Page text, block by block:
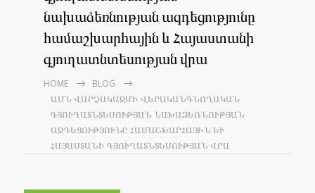
նախաձեռնության ազդեցությունը
համաշխարհային և Հայաստանի
գյուղատնտեսության վրա
HOME
BLOG
ԱՄՆ ՎԱՐՉԱԿԱԶՄԻ ՎԵՐԱԿԱՆԳՆՈՂԱԿԱՆ
ԳՅՈՒՂԱՏՆՏԵՍՈՒԹՅԱՆ ՆԱԽԱՁԵՌՆՈՒԹՅԱՆ
ԱԶԴԵՑՈՒԹՅՈՒՆԸ ՀԱՄԱՇԽԱՐՀԱՅԻՆ ԵՒ Հ
ԱՅԱՍՏԱՆԻ ԳՅՈՒՂԱՏՆՏԵՍՈՒԹՅԱՆ ՎՐԱ